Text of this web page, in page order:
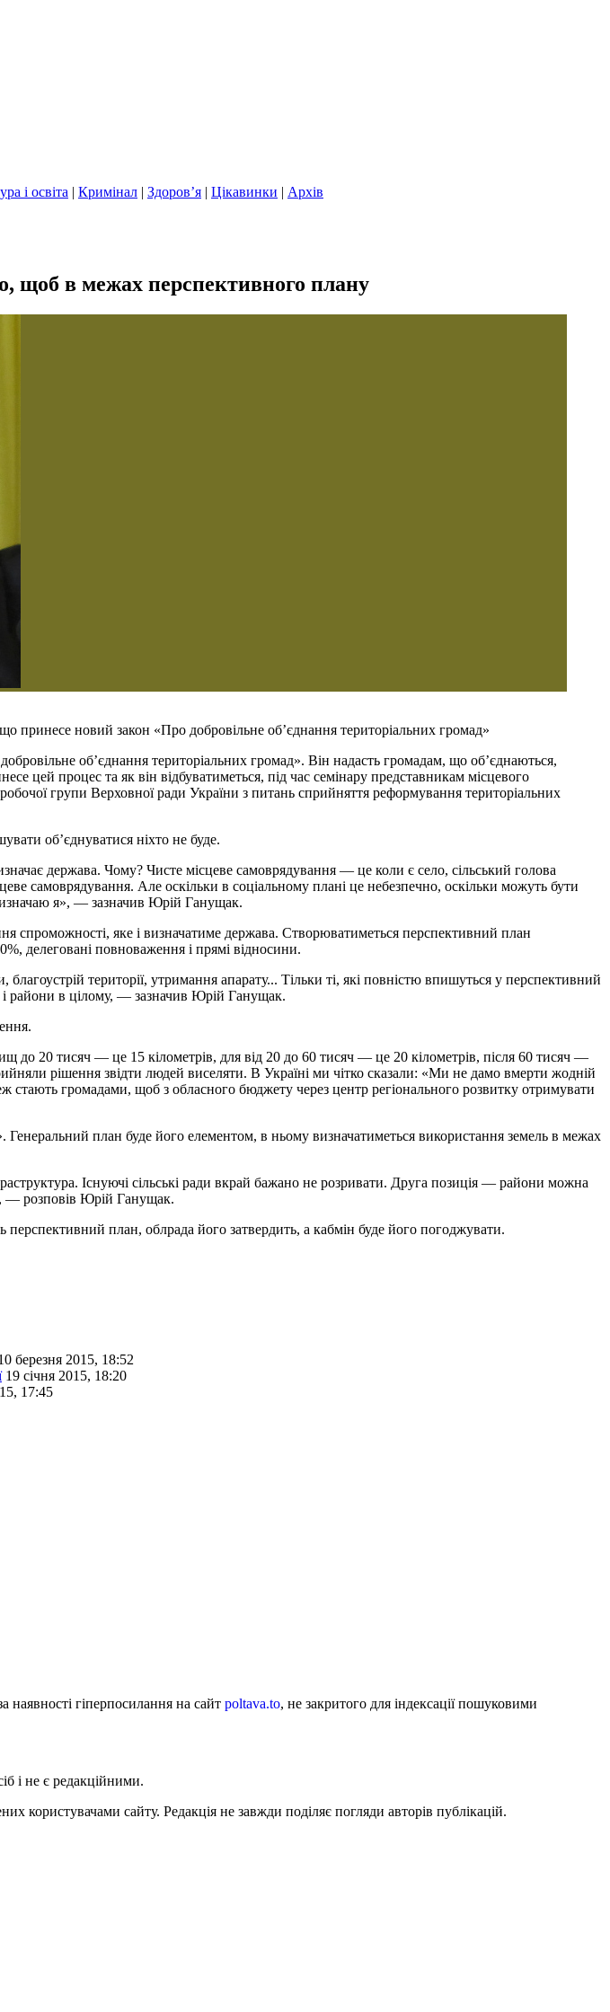
і освіта | Кримінал | Здоров’я | Цікавинки | Архів
щоб в межах перспективного плану
принесе новий закон «Про добровільне об’єднання територіальних громад»
об’єднання територіальних громад». Він надасть громадам, що об’єднаються,
цей процес та як він відбуватиметься, під час семінару представникам місцевого
групи Верховної ради України з питань сприйняття реформування територіальних
об’єднуватися ніхто не буде.
держава. Чому? Чисте місцеве самоврядування — це коли є село, сільський голова
самоврядування. Але оскільки в соціальному плані це небезпечно, оскільки можуть бути
я», — зазначив Юрій Ганущак.
спроможності, яке і визначатиме держава. Створюватиметься перспективний план
делеговані повноваження і прямі відносини.
території, утримання апарату... Тільки ті, які повністю впишуться у перспективний
і райони в цілому, — зазначив Юрій Ганущак.
до 20 тисяч — це 15 кілометрів, для від 20 до 60 тисяч — це 20 кілометрів, після 60 тисяч —
рішення звідти людей виселяти. В Україні ми чітко сказали: «Ми не дамо вмерти жодній
громадами, щоб з обласного бюджету через центр регіонального розвитку отримувати
план буде його елементом, в ньому визначатиметься використання земель в межах
Існуючі сільські ради вкрай бажано не розривати. Друга позиція — райони можна
— розповів Юрій Ганущак.
перспективний план, облрада його затвердить, а кабмін буде його погоджувати.
березня 2015, 18:52
19 січня 2015, 18:20
17:45
наявності гіперпосилання на сайт poltava.to, не закритого для індексації пошуковими
і не є редакційними.
користувачами сайту. Редакція не завжди поділяє погляди авторів публікацій.